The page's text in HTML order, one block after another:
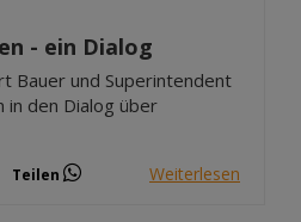
- ein Dialog
Bauer und Superintendent
den Dialog über
Teilen Weiterlesen